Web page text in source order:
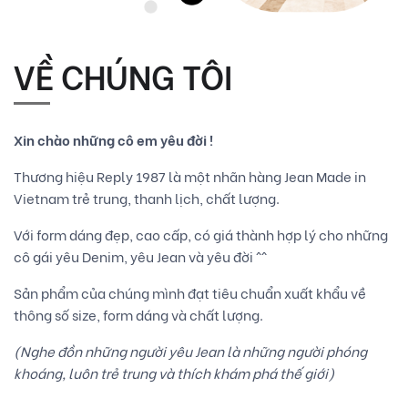
VỀ CHÚNG TÔI
Xin chào những cô em yêu đời !
Thương hiệu Reply 1987 là một nhãn hàng Jean Made in
Vietnam trẻ trung, thanh lịch, chất lượng.
Với form dáng đẹp, cao cấp, có giá thành hợp lý cho những
cô gái yêu Denim, yêu Jean và yêu đời ^^
Sản phẩm của chúng mình đạt tiêu chuẩn xuất khẩu về
thông số size, form dáng và chất lượng.
(Nghe đồn những người yêu Jean là những người phóng
khoáng, luôn trẻ trung và thích khám phá thế giới)